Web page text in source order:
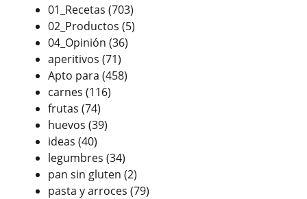
01_Recetas (703)
02_Productos (5)
04_Opinión (36)
aperitivos (71)
Apto para (458)
carnes (116)
frutas (74)
huevos (39)
ideas (40)
legumbres (34)
pan sin gluten (2)
pasta y arroces (79)